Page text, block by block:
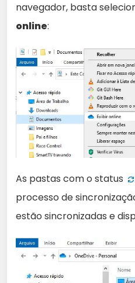
navegador, basta
online:
As pastas com o status
processo de
estão sincronizadas e